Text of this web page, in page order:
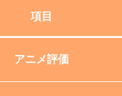
項目
アニメ評価